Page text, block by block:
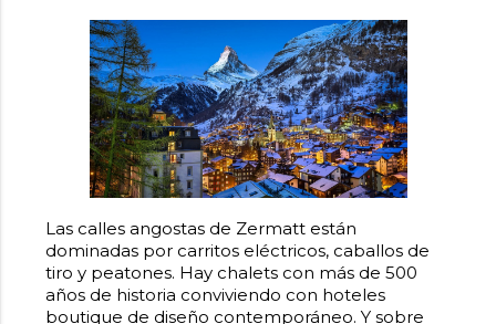
Las calles angostas de Zermatt están
dominadas por carritos eléctricos, caballos de
tiro y peatones. Hay chalets con más de 500
años de historia conviviendo con hoteles
boutique de diseño contemporáneo. Y sobre